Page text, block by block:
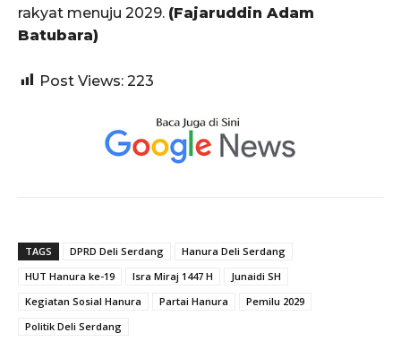
rakyat menuju 2029. (Fajaruddin Adam
Batubara)
Post Views: 223
TAGS DPRD Deli Serdang
Hanura Deli Serdang
HUT Hanura ke-19
Isra Miraj 1447 H
Junaidi SH
Kegiatan Sosial Hanura
Partai Hanura
Pemilu 2029
Politik Deli Serdang